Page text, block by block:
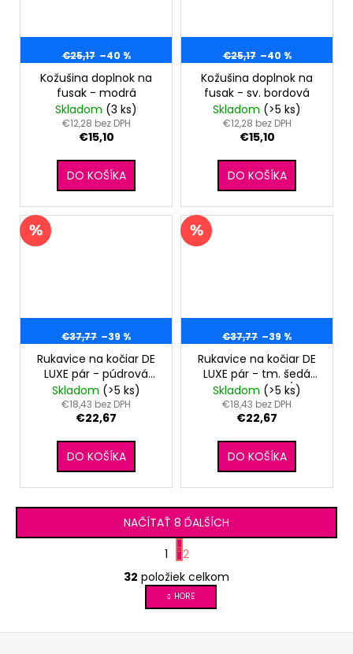
€25,17 –40 %
Kožušina doplnok na
fusak - modrá
Skladom (3 ks)
€12,28 bez DPH
€15,10
DO KOŠÍKA
€25,17 –40 %
Kožušina doplnok na
fusak - sv. bordová
Skladom (>5 ks)
€12,28 bez DPH
€15,10
DO KOŠÍKA
€37,77 –39 %
Rukavice na kočiar DE
LUXE pár - púdrová
kašmírový
prešev/púdrová
Skladom (>5 ks)
€18,43 bez DPH
€22,67
DO KOŠÍKA
€37,77 –39 %
Rukavice na kočiar DE
LUXE pár - tm. šedá
stribrný prešev/sv.
šedá
Skladom (>5 ks)
€18,43 bez DPH
€22,67
DO KOŠÍKA
O
v
l
d
NAČÍTAŤ 8 ĎALŠÍCH
S
t
r
á
n
o
1
2
32 položiek celkom
HORE